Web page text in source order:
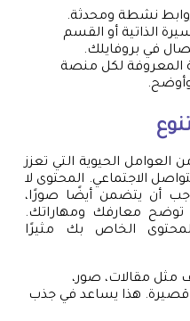
نشطة ومحدثة.
الذاتية أو القسم
في بروفايلك.
المعروفة لكل منصة
الحيوية التي تعزز
الاجتماعي. المحتوى لا
أن يتضمن أيضًا صورًا،
توضح معارفك ومهاراتك.
الخاص بك مثيرًا
مقالات، صور،
قصيرة. هذا يساعد في جذب